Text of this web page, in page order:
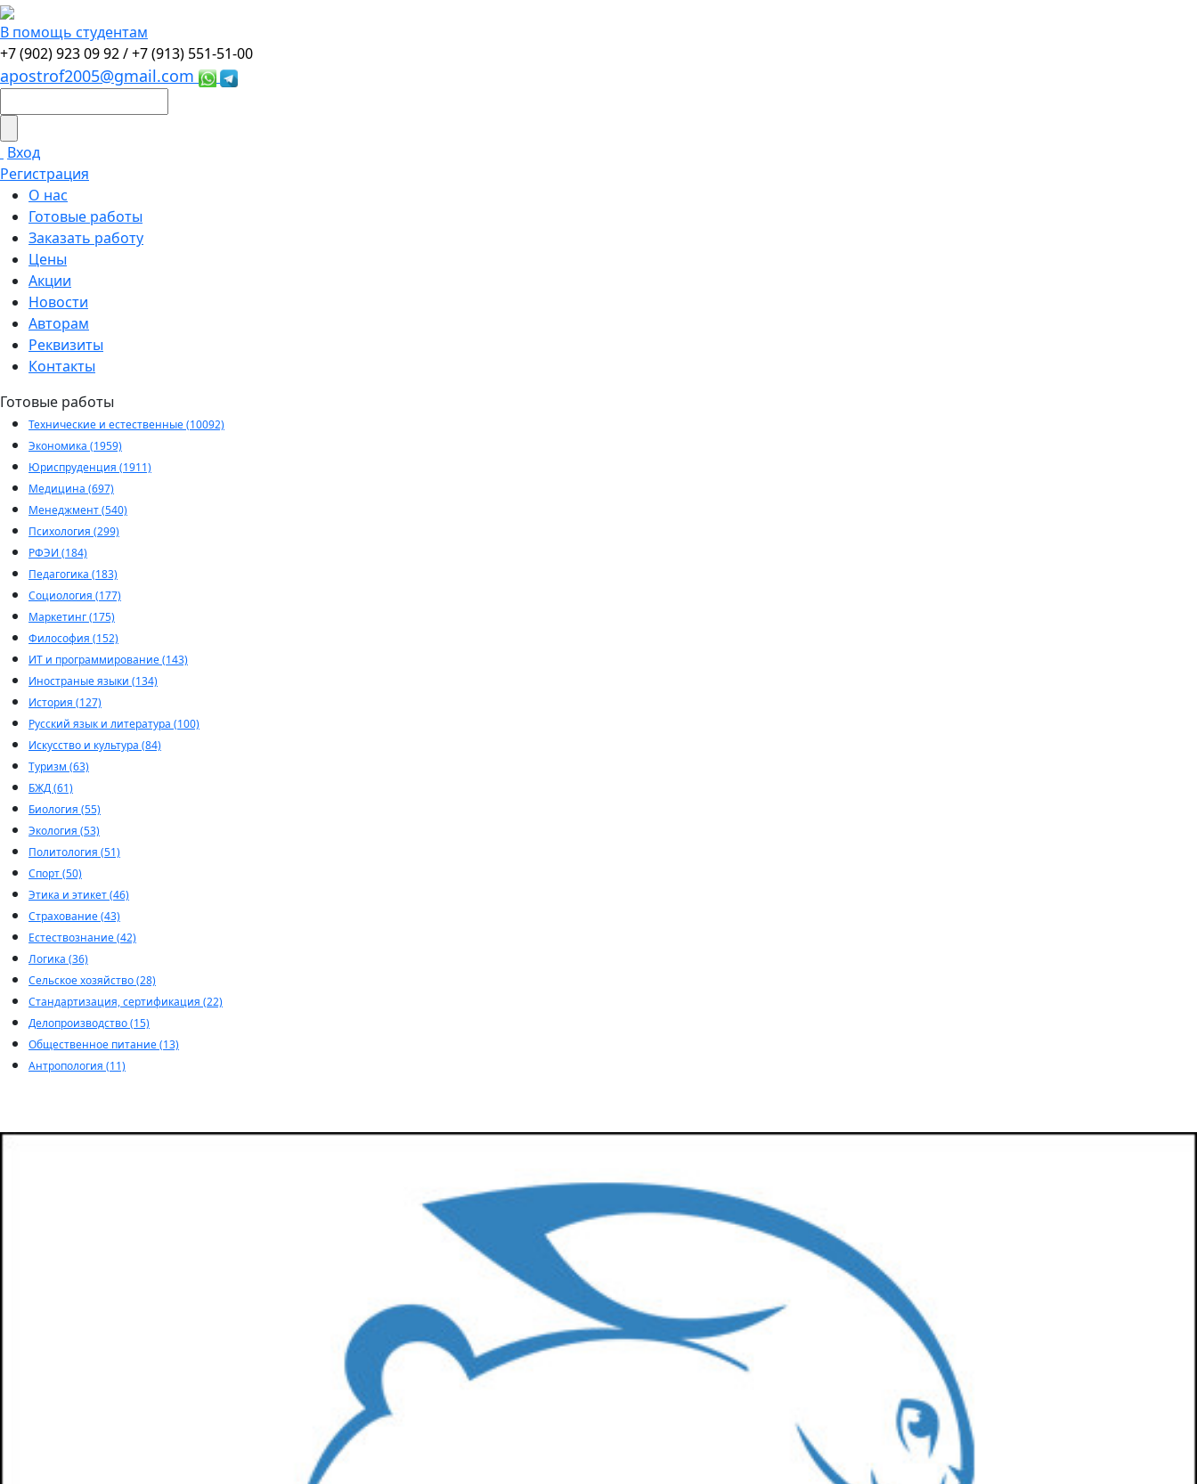
В помощь студентам
+7 (902) 923 09 92 /+7 (913) 551-51-00
apostrof2005@gmail.com
Вход
Регистрация
О нас
Готовые работы
Заказать работу
Цены
Акции
Новости
Авторам
Реквизиты
Контакты
Готовые работы
Технические и естественные (10092)
Экономика (1959)
Юриспруденция (1911)
Медицина (697)
Менеджмент (540)
Психология (299)
РФЭИ (184)
Педагогика (183)
Социология (177)
Маркетинг (175)
Философия (152)
ИТ и программирование (143)
Иностраные языки (134)
История (127)
Русский язык и литература (100)
Искусство и культура (84)
Туризм (63)
БЖД (61)
Биология (55)
Экология (53)
Политология (51)
Спорт (50)
Этика и этикет (46)
Страхование (43)
Естествознание (42)
Логика (36)
Сельское хозяйство (28)
Стандартизация, сертификация (22)
Делопроизводство (15)
Общественное питание (13)
Антропология (11)